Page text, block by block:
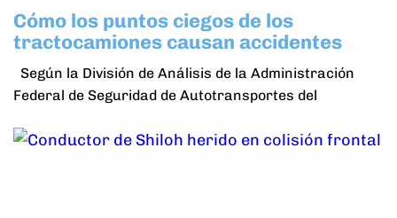
Cómo los puntos ciegos de los
tractocamiones causan accidentes
Según la División de Análisis de la Administración
Federal de Seguridad de Autotransportes del